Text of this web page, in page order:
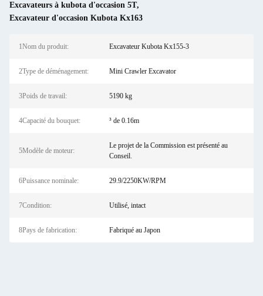
Excavateurs à kubota d'occasion 5T,
Excavateur d'occasion Kubota Kx163
1Nom du produit: Excavateur Kubota Kx155-3
2Type de déménagement: Mini Crawler Excavator
3Poids de travail: 5190 kg
4Capacité du bouquet: ³ de 0.16m
5Modèle de moteur:
Le projet de la Commission est présenté au
Conseil.
6Puissance nominale: 29.9/2250KW/RPM
7Condition: Utilisé, intact
8Pays de fabrication: Fabriqué au Japon